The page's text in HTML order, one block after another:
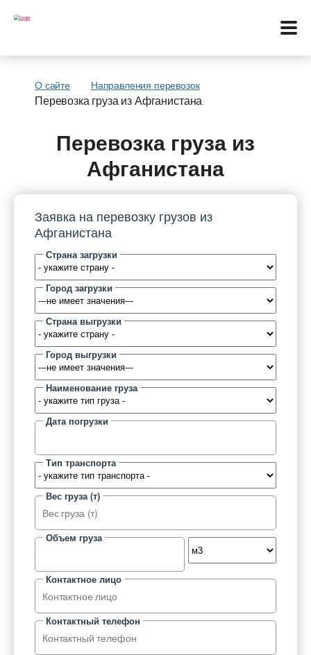
Перевозки
Услуги
Контакты
Биржа
Язык:
О сайте Направления перевозок
Перевозка груза из Афганистана
Перевозка груза из
Афганистана
Заявка на перевозку грузов из
Афганистана
Страна загрузки
Город загрузки
Страна выгрузки
Город выгрузки
Наименование груза
Дата погрузки
Тип транспорта
Вес груза (т)
Объем груза
Контактное лицо
Контактный телефон